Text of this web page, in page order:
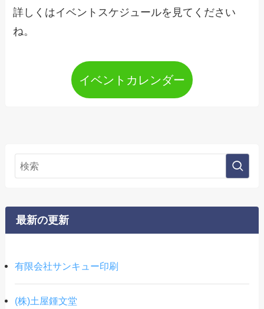
詳しくはイベントスケジュールを見てください
ね。
イベントカレンダー
最新の更新
有限会社サンキュー印刷
(株)土屋鍾文堂